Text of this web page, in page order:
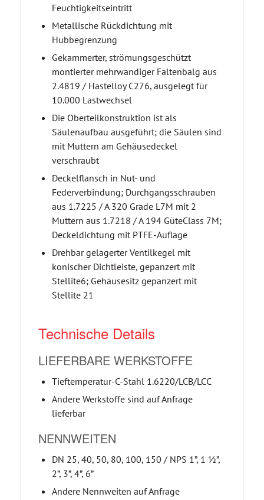
Feuchtigkeitseintritt
Metallische Rückdichtung mit
Hubbegrenzung
Gekammerter, strömungsgeschützt
montierter mehrwandiger Faltenbalg aus
2.4819 / Hastelloy C276, ausgelegt für
10.000 Lastwechsel
Die Oberteilkonstruktion ist als
Säulenaufbau ausgeführt; die Säulen sind
mit Muttern am Gehäusedeckel
verschraubt
Deckelflansch in Nut- und
Federverbindung; Durchgangsschrauben
aus 1.7225 / A 320 Grade L7M mit 2
Muttern aus 1.7218 / A 194 GüteClass 7M;
Deckeldichtung mit PTFE-Auflage
Drehbar gelagerter Ventilkegel mit
konischer Dichtleiste, gepanzert mit
Stellite6; Gehäusesitz gepanzert mit
Stellite 21
Technische Details
LIEFERBARE WERKSTOFFE
Tieftemperatur-C-Stahl 1.6220/LCB/LCC
Andere Werkstoffe sind auf Anfrage
lieferbar
NENNWEITEN
DN 25, 40, 50, 80, 100, 150 / NPS 1”, 1 ½”,
2”, 3”, 4”, 6”
Andere Nennweiten auf Anfrage